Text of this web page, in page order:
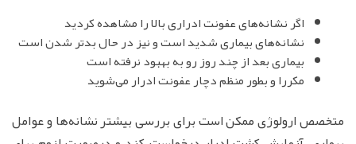
اگر نشانه‌های عفونت ادراری بالا را مشاهده کردید
نشانه‌های بیماری شدید است و نیز در حال بدتر شدن است
بیماری بعد از چند روز رو به بهبود نرفته است
مکررا و بطور منظم دچار عفونت ادرار می‌شوید
متخصص ارولوژی ممکن است برای بررسی بیشتر نشانه‌ها و عوامل